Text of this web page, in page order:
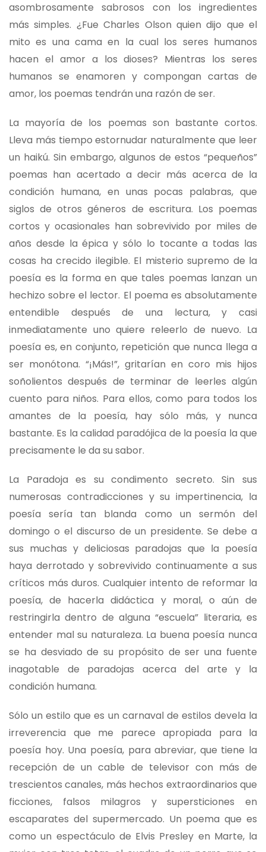
asombrosamente sabrosos con los ingredientes
más simples. ¿Fue Charles Olson quien dijo que el
mito es una cama en la cual los seres humanos
hacen el amor a los dioses? Mientras los seres
humanos se enamoren y compongan cartas de
amor, los poemas tendrán una razón de ser.
La mayoría de los poemas son bastante cortos.
Lleva más tiempo estornudar naturalmente que leer
un haikú. Sin embargo, algunos de estos “pequeños”
poemas han acertado a decir más acerca de la
condición humana, en unas pocas palabras, que
siglos de otros géneros de escritura. Los poemas
cortos y ocasionales han sobrevivido por miles de
años desde la épica y sólo lo tocante a todas las
cosas ha crecido ilegible. El misterio supremo de la
poesía es la forma en que tales poemas lanzan un
hechizo sobre el lector. El poema es absolutamente
entendible después de una lectura, y casi
inmediatamente uno quiere releerlo de nuevo. La
poesía es, en conjunto, repetición que nunca llega a
ser monótona. “¡Más!”, gritarían en coro mis hijos
soñolientos después de terminar de leerles algún
cuento para niños. Para ellos, como para todos los
amantes de la poesía, hay sólo más, y nunca
bastante. Es la calidad paradójica de la poesía la que
precisamente le da su sabor.
La Paradoja es su condimento secreto. Sin sus
numerosas contradicciones y su impertinencia, la
poesía sería tan blanda como un sermón del
domingo o el discurso de un presidente. Se debe a
sus muchas y deliciosas paradojas que la poesía
haya derrotado y sobrevivido continuamente a sus
críticos más duros. Cualquier intento de reformar la
poesía, de hacerla didáctica y moral, o aún de
restringirla dentro de alguna “escuela” literaria, es
entender mal su naturaleza. La buena poesía nunca
se ha desviado de su propósito de ser una fuente
inagotable de paradojas acerca del arte y la
condición humana.
Sólo un estilo que es un carnaval de estilos devela la
irreverencia que me parece apropiada para la
poesía hoy. Una poesía, para abreviar, que tiene la
recepción de un cable de televisor con más de
trescientos canales, más hechos extraordinarios que
ficciones, falsos milagros y supersticiones en
escaparates del supermercado. Un poema que es
como un espectáculo de Elvis Presley en Marte, la